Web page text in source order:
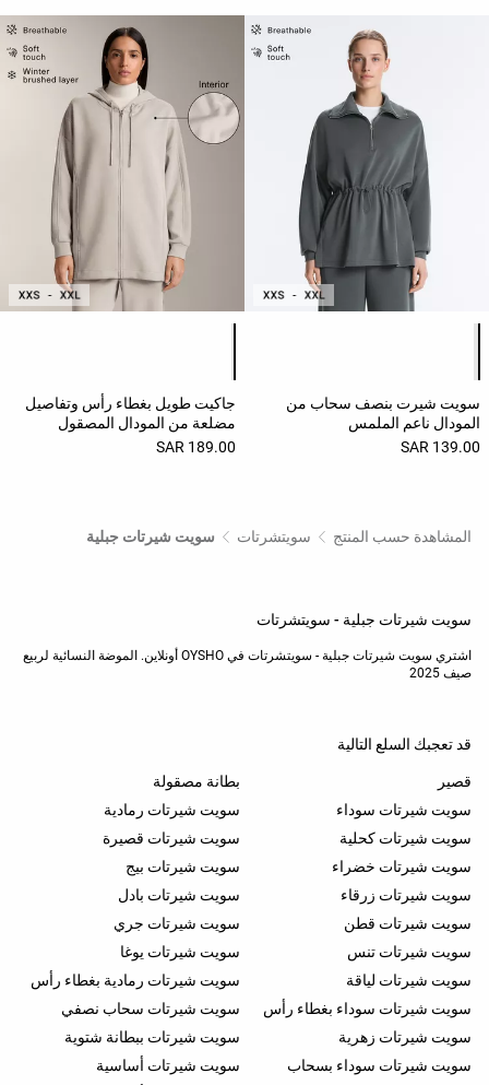
سويت شيرت بنصف سحاب من
المودال ناعم الملمس
139.00 SAR
جاكيت طويل بغطاء رأس وتفاصيل
مضلعة من المودال المصقول
189.00 SAR
المشاهدة حسب المنتج سويتشرتات سويت شيرتات جبلية
سويت شيرتات جبلية - سويتشرتات
اشتري سويت شيرتات جبلية - سويتشرتات في OYSHO أونلاين. الموضة النسائية لربيع
صيف 2025
قد تعجبك السلع التالية
قصير
بطانة مصقولة
سويت شيرتات سوداء
سويت شيرتات رمادية
سويت شيرتات كحلية
سويت شيرتات قصيرة
سويت شيرتات خضراء
سويت شيرتات بيج
سويت شيرتات زرقاء
سويت شيرتات بادل
سويت شيرتات قطن
سويت شيرتات جري
سويت شيرتات تنس
سويت شيرتات يوغا
سويت شيرتات لياقة
سويت شيرتات رمادية بغطاء رأس
سويت شيرتات سوداء بغطاء رأس
سويت شيرتات سحاب نصفي
سويت شيرتات زهرية
سويت شيرتات ببطانة شتوية
سويت شيرتات سوداء بسحاب
سويت شيرتات أساسية